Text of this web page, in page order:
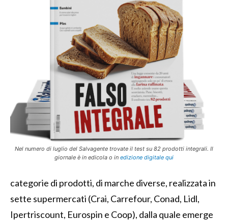
Nel numero di luglio del Salvagente trovate il test su 82 prodotti integrali. Il
giornale è in edicola o in edizione digitale qui
categorie di prodotti, di marche diverse, realizzata in
sette supermercati (Crai, Carrefour, Conad, Lidl,
Ipertriscount, Eurospin e Coop), dalla quale emerge